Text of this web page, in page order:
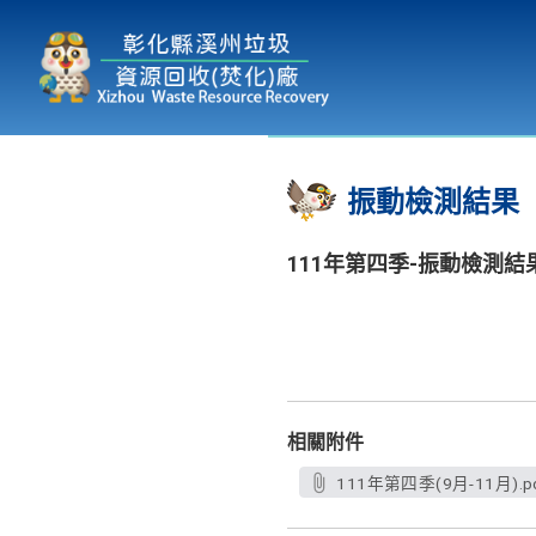
本廠簡介
:::
振動檢測結果
111年第四季-振動檢測結
相關附件
111年第四季(9月-11月